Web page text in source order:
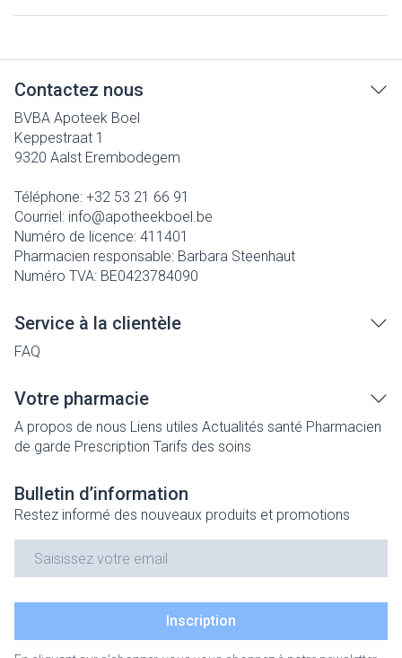
Contactez nous
BVBA Apoteek Boel
Keppestraat 1
9320 Aalst Erembodegem
Téléphone: +32 53 21 66 91
Courriel: info@apotheekboel.be
Numéro de licence: 411401
Pharmacien responsable: Barbara Steenhaut
Numéro TVA: BE0423784090
Service à la clientèle
FAQ
Votre pharmacie
A propos de nous Liens utiles Actualités santé Pharmacien
de garde Prescription Tarifs des soins
Bulletin d’information
Restez informé des nouveaux produits et promotions
Inscription